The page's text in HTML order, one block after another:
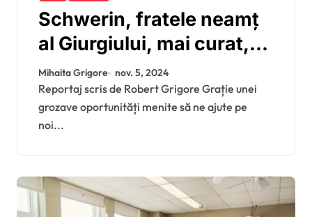
Schwerin, fratele neamț
al Giurgiului, mai curat,
mai educat și mai puțin
fatalist
Mihaita Grigore nov. 5, 2024
Reportaj scris de Robert Grigore Grație unei
grozave oportunități menite să ne ajute pe
noi...